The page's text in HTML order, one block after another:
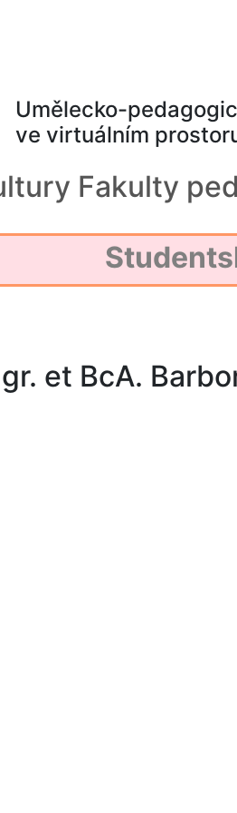
Umělecko-
ve virtuálním
Fakulty
et BcA.